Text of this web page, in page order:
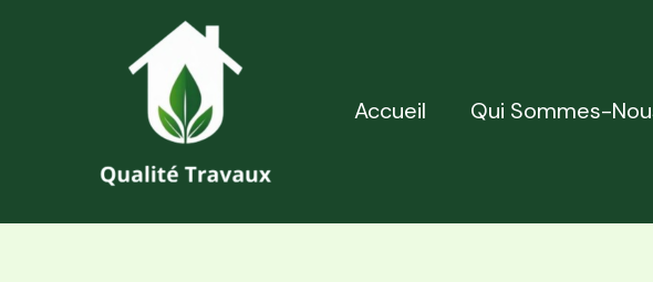
Accueil Qui Sommes-